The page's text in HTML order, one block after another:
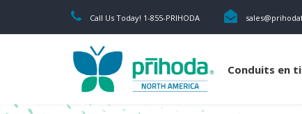
Call Us Today! 1-855-PRIHODA
Conduits en